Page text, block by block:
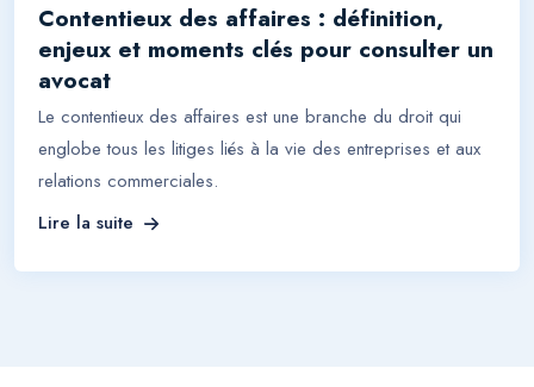
Contentieux des affaires : définition,
enjeux et moments clés pour consulter un
avocat
Le contentieux des affaires est une branche du droit qui
englobe tous les litiges liés à la vie des entreprises et aux
relations commerciales.
Lire la suite